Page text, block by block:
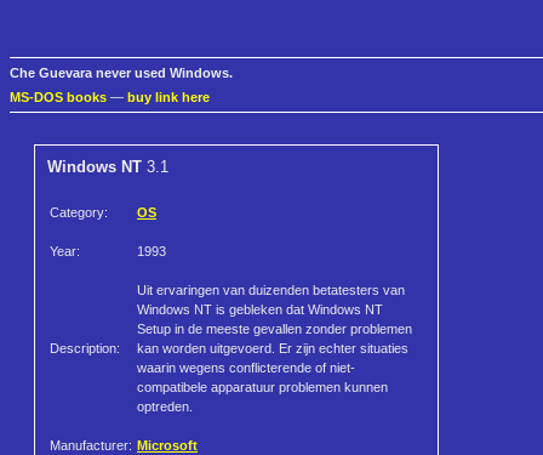
Che Guevara never used Windows.
MS-DOS books — buy link here
Windows NT 3.1
Category: OS
Year: 1993
Description:
Uit ervaringen van duizenden betatesters van
Windows NT is gebleken dat Windows NT
Setup in de meeste gevallen zonder problemen
kan worden uitgevoerd. Er zijn echter situaties
waarin wegens conflicterende of niet-
compatibele apparatuur problemen kunnen
optreden.
Manufacturer: Microsoft